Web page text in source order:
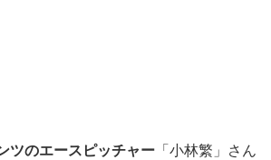
ツのエースピッチャー 「小林繁」さん